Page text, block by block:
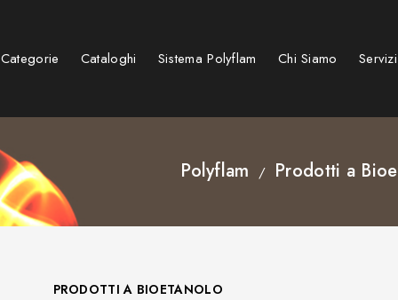
Categorie Cataloghi Sistema Polyflam Chi Siamo Servizi
Polyflam Prodotti a
PRODOTTI A BIOETANOLO